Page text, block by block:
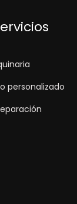
personalizado